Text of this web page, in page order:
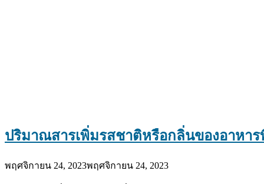
ปริมาณสารเพิ่มรสชาติหรือกลิ่นของอาหา
พฤศจิกายน 24, 2023พฤศจิกายน 24, 2023